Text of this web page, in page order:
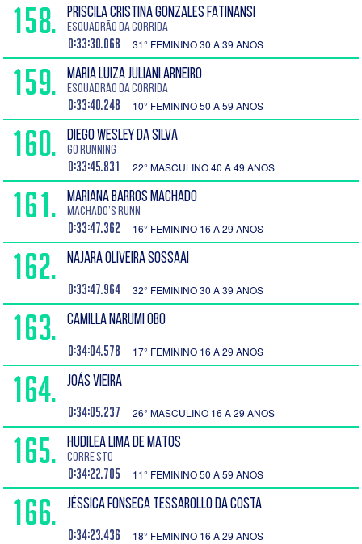
158. PRISCILA CRISTINA GONZALES FATINANSI
Esquadrão da Corrida
0:33:30.068 31° FEMININO 30 A 39 ANOS
159. MARIA LUIZA JULIANI ARNEIRO
Esquadrão da Corrida
0:33:40.248 10° FEMININO 50 A 59 ANOS
160. DIEGO WESLEY DA SILVA
GO Running
0:33:45.831 22° MASCULINO 40 A 49 ANOS
161. MARIANA BARROS MACHADO
Machado’s Runn
0:33:47.362 16° FEMININO 16 A 29 ANOS
162. NAJARA OLIVEIRA SOSSAAI
0:33:47.964 32° FEMININO 30 A 39 ANOS
163. CAMILLA NARUMI OBO
0:34:04.578 17° FEMININO 16 A 29 ANOS
164. JOÁS VIEIRA
0:34:05.237 26° MASCULINO 16 A 29 ANOS
165. HUDILEA LIMA DE MATOS
Corre STO
0:34:22.705 11° FEMININO 50 A 59 ANOS
166. JÉSSICA FONSECA TESSAROLLO DA COSTA
0:34:23.436 18° FEMININO 16 A 29 ANOS